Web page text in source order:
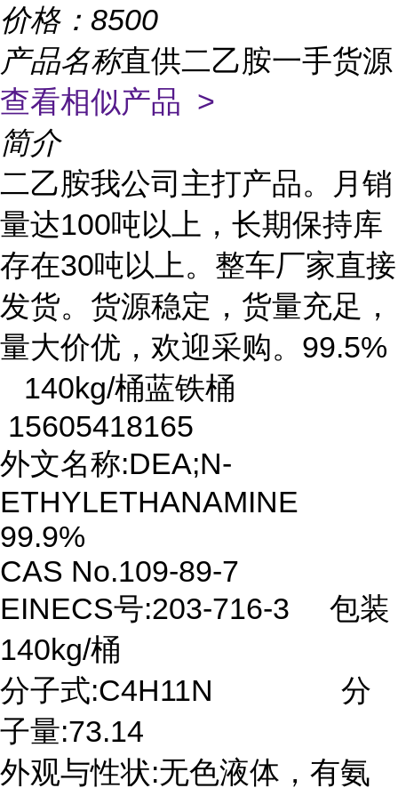
价格： 8500
产品名称直供二乙胺一手货源
查看相似产品 >
简介
二乙胺我公司主打产品。月销
量达100吨以上，长期保持库
存在30吨以上。整车厂家直接
发货。货源稳定，货量充足，
量大价优，欢迎采购。99.5%
140kg/桶蓝铁桶
15605418165
外文名称:DEA;N-
ETHYLETHANAMINE
99.9%
CAS No.109-89-7
EINECS号:203-716-3 包装
140kg/桶
分子式:C4H11N 分
子量:73.14
外观与性状:无色液体，有氨